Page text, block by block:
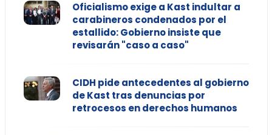
Oficialismo exige a Kast indultar a
carabineros condenados por el
estallido: Gobierno insiste que
revisarán "caso a caso"
CIDH pide antecedentes al gobierno
de Kast tras denuncias por
retrocesos en derechos humanos